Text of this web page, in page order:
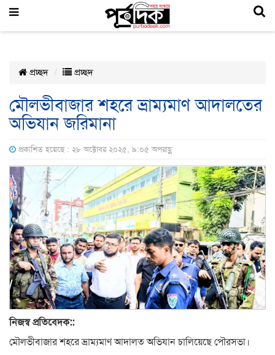
প্রচ্ছদ প্রচ্ছদ
মৌলভীবাজার শহরে ভ্রাম্যমাণ আদালতের
অভিযান জরিমানা
প্রকাশিত হয়েছে : ২৮ অক্টোবর ২০২৫, ৯:০৫ অপরাহ্ণ
নিজস্ব প্রতিবেদক::
মৌলভীবাজার শহরে ভ্রাম্যমাণ আদালত অভিযান চালিয়েছে পৌরসভা।